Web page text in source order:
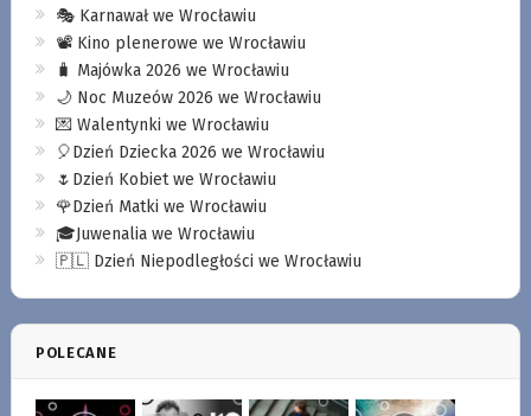
🎭 Karnawał we Wrocławiu
📽️ Kino plenerowe we Wrocławiu
🧳 Majówka 2026 we Wrocławiu
🌙 Noc Muzeów 2026 we Wrocławiu
💌 Walentynki we Wrocławiu
🎈Dzień Dziecka 2026 we Wrocławiu
🌷Dzień Kobiet we Wrocławiu
🌹Dzień Matki we Wrocławiu
🎓Juwenalia we Wrocławiu
🇵🇱 Dzień Niepodległości we Wrocławiu
POLECANE